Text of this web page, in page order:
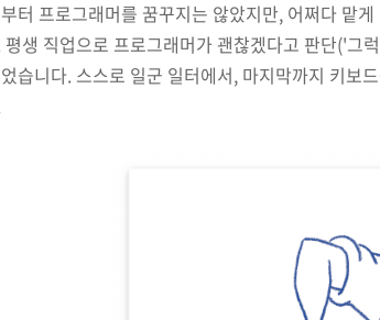
터 프로그래머를 꿈꾸지는 않았지만, 어쩌다 맡
평생 직업으로 프로그래머가 괜찮겠다고 판단('그
습니다. 스스로 일군 일터에서, 마지막까지 키보